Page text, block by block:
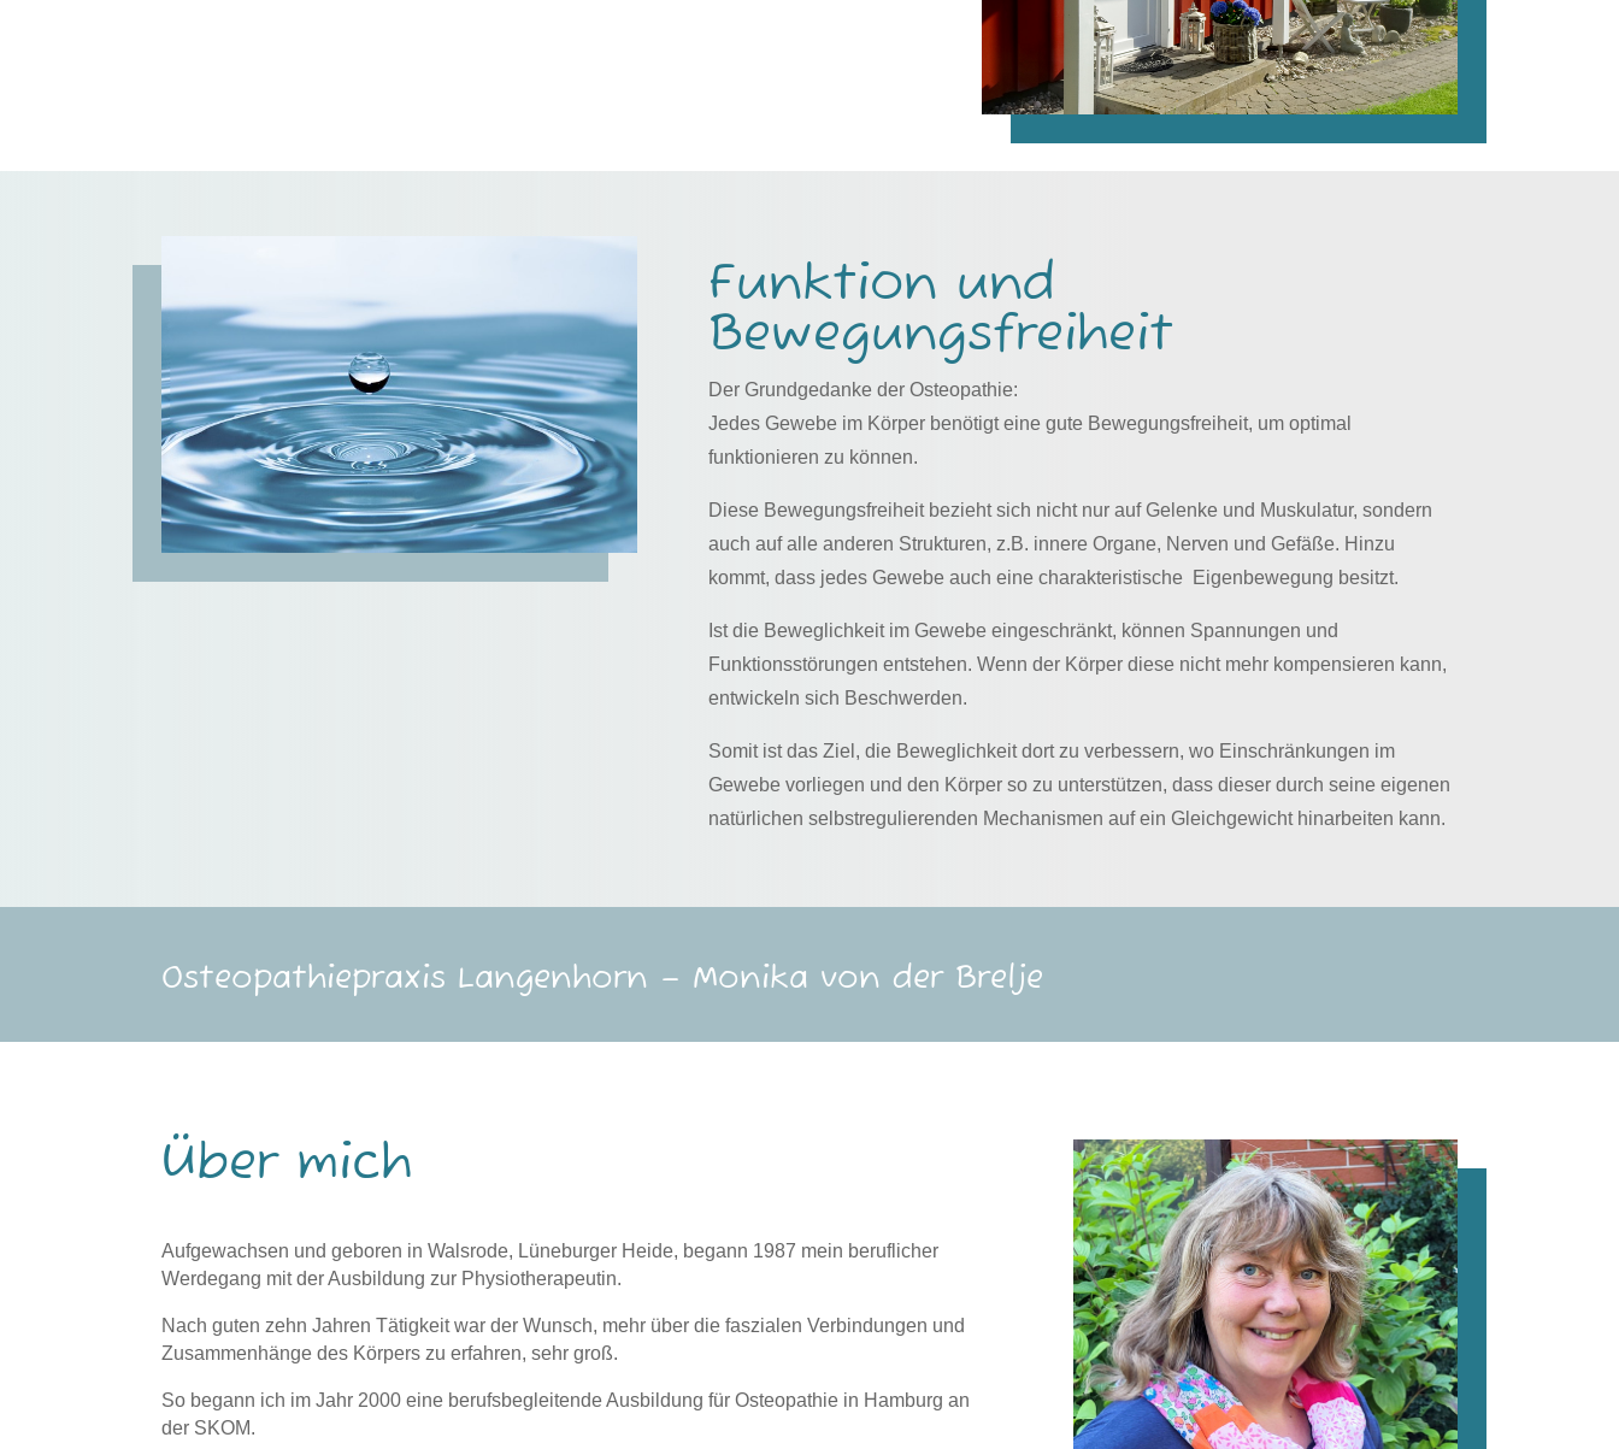
Funktion und
Bewegungsfreiheit
Der Grundgedanke der Osteopathie:
Jedes Gewebe im Körper benötigt eine gute Bewegungsfreiheit, um optimal
funktionieren zu können.
Diese Bewegungsfreiheit bezieht sich nicht nur auf Gelenke und Muskulatur, sondern
auch auf alle anderen Strukturen, z.B. innere Organe, Nerven und Gefäße. Hinzu
kommt, dass jedes Gewebe auch eine charakteristische Eigenbewegung besitzt.
Ist die Beweglichkeit im Gewebe eingeschränkt, können Spannungen und
Funktionsstörungen entstehen. Wenn der Körper diese nicht mehr kompensieren kann,
entwickeln sich Beschwerden.
Somit ist das Ziel, die Beweglichkeit dort zu verbessern, wo Einschränkungen im
Gewebe vorliegen und den Körper so zu unterstützen, dass dieser durch seine eigenen
natürlichen selbstregulierenden Mechanismen auf ein Gleichgewicht hinarbeiten kann.
Osteopathiepraxis Langenhorn – Monika von der Brelje
Über mich
Aufgewachsen und geboren in Walsrode, Lüneburger Heide, begann 1987 mein beruflicher
Werdegang mit der Ausbildung zur Physiotherapeutin.
Nach guten zehn Jahren Tätigkeit war der Wunsch, mehr über die faszialen Verbindungen und
Zusammenhänge des Körpers zu erfahren, sehr groß.
So begann ich im Jahr 2000 eine berufsbegleitende Ausbildung für Osteopathie in Hamburg an
der SKOM.